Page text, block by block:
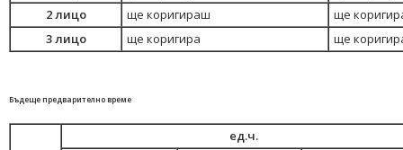
2 лицо
ще коригираш
ще
3 лицо
ще коригира ще
Бъдеще предварително време
ед.ч.